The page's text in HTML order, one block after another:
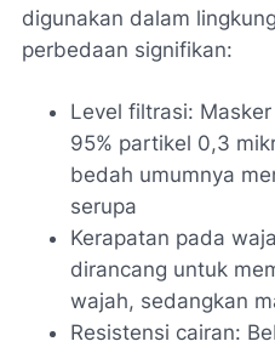
digunakan dalam
perbedaan signifikan:
Level filtrasi:
95% partikel 0,3
bedah umumnya
serupa
Kerapatan pada
dirancang untuk
wajah, sedangkan
Resistensi cairan: